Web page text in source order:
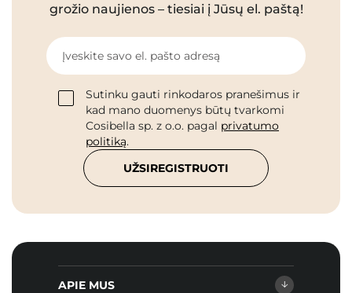
grožio naujienos – tiesiai į Jūsų el. paštą!
Įveskite savo el. pašto adresą
Sutinku gauti rinkodaros pranešimus ir
kad mano duomenys būtų tvarkomi
Cosibella sp. z o.o. pagal privatumo
politiką.
UŽSIREGISTRUOTI
APIE MUS